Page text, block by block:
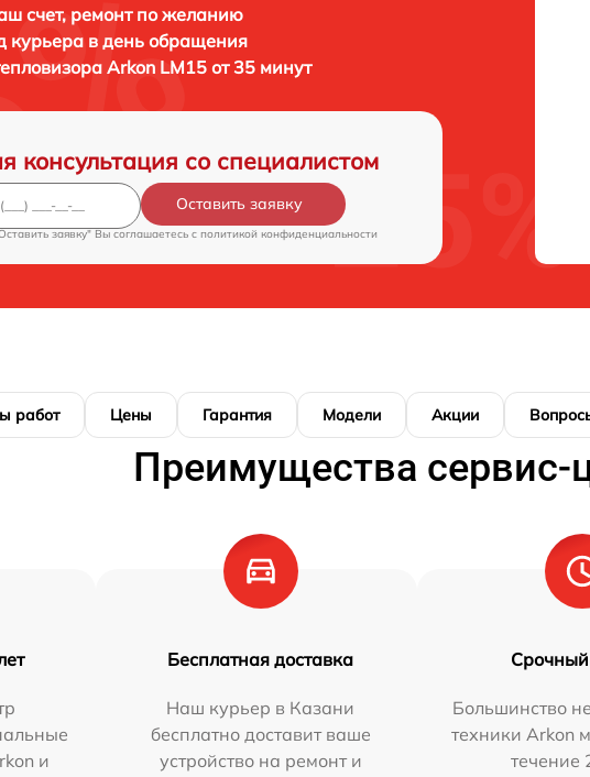
счет, ремонт по желанию
курьера в день обращения
Arkon LM15 от 35 минут
консультация со специалистом
Оставить заявку
заявку" Вы соглашаетесь c политикой конфиденциальности
работ Цены Гарантия Модели Акции
Преимущества сервис-
и
Бесплатная доставка
Наш курьер в Казани
бесплатно доставит ваше
устройство на ремонт и
Большинство
техники Arkon
течение